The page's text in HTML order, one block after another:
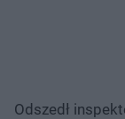
Odszedł